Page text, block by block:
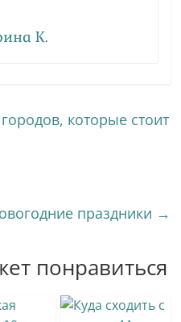
К.
которые стоит
праздники →
понравиться